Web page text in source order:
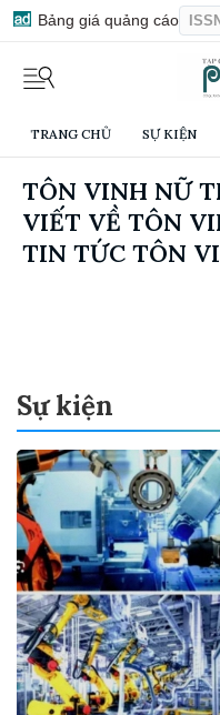
Bảng giá quảng cáo
TRANG CHỦ SỰ KIỆN
TÔN VINH NỮ
VIẾT VỀ TÔN
TIN TỨC TÔN
Sự kiện